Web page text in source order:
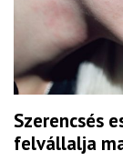
Szerencsés
felvállalja